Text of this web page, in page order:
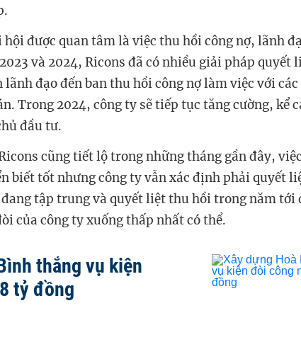
được quan tâm là việc thu hồi công nợ, lãnh
2023 và 2024, Ricons đã có nhiều giải pháp quyết
đạo đến ban thu hồi công nợ làm việc với các
Trong 2024, công ty sẽ tiếp tục tăng cường, kể
đầu tư.
cũng tiết lộ trong những tháng gần đây,
biết tốt nhưng công ty vẫn xác định phải quyết
tập trung và quyết liệt thu hồi trong năm tới
của công ty xuống thấp nhất có thể.
thắng vụ kiện
tỷ đồng